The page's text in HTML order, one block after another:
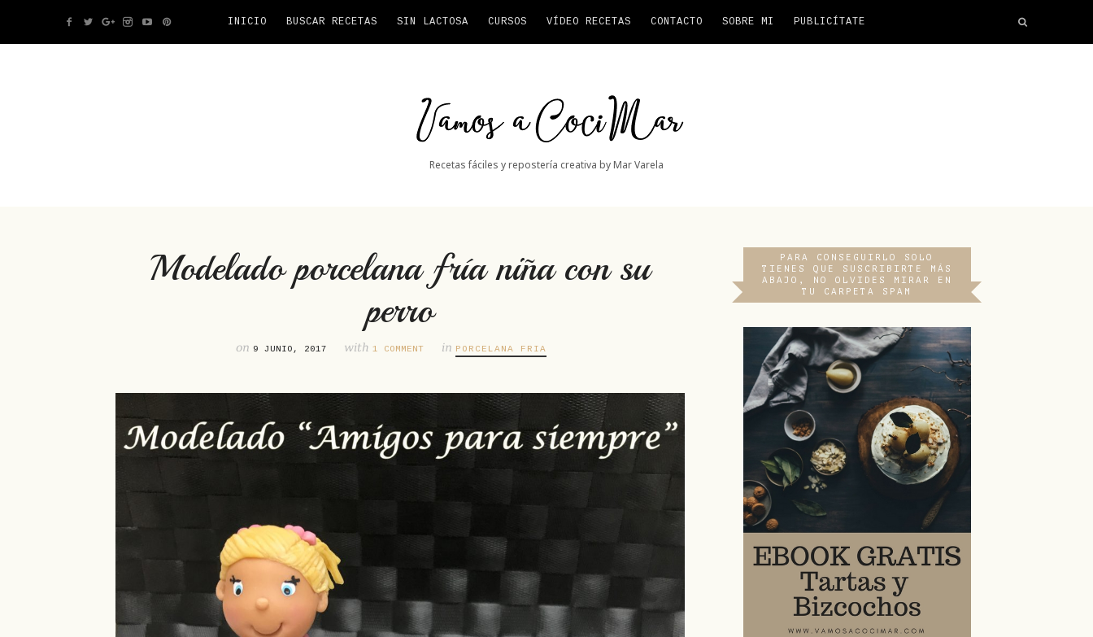
INICIO BUSCAR RECETAS SIN LACTOSA CURSOS VÍDEO RECETAS CONTACTO SOBRE MI PUBLICÍTATE
Vamos
CociMar
Recetas fáciles y repostería creativa by Mar Varela
Modelado porcelana fría niña con su
perro
on 9 JUNIO, 2017 with 1 COMMENT in PORCELANA FRIA
PARA CONSEGUIRLO SOLO
TIENES QUE SUSCRIBIRTE MÁS
ABAJO, NO OLVIDES MIRAR EN
TU CARPETA SPAM